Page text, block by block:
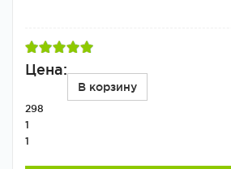
Цена:
В корзину
298
1
1